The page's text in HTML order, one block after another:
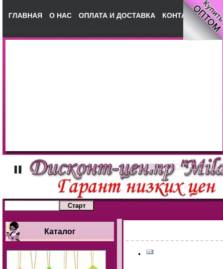
ГЛАВНАЯ О НАС ОПЛАТА И ДОСТАВКА КОНТАКТЫ
Каталог